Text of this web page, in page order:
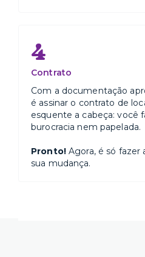
4
Contrato
Com a documentação
é assinar o contrato de
esquente a cabeça: você
burocracia nem papelada.
Pronto!Agora, é só fazer
sua mudança.